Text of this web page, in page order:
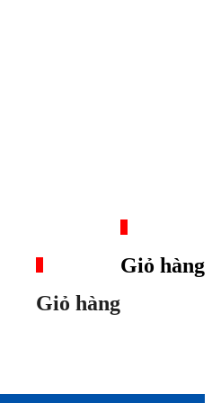
Giỏ hàng
Giỏ hàng